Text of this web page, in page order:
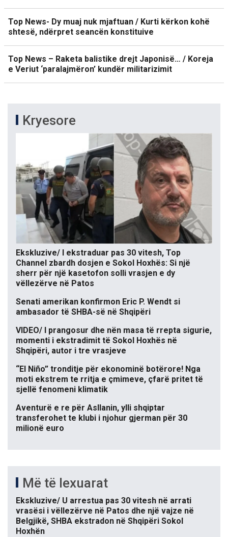
Top News- Dy muaj nuk mjaftuan / Kurti kërkon kohë
shtesë, ndërpret seancën konstituive
Top News – Raketa balistike drejt Japonisë… / Koreja
e Veriut ‘paralajmëron’ kundër militarizimit
Kryesore
Ekskluzive/ I ekstraduar pas 30 vitesh, Top
Channel zbardh dosjen e Sokol Hoxhës: Si një
sherr për një kasetofon solli vrasjen e dy
vëllezërve në Patos
Senati amerikan konfirmon Eric P. Wendt si
ambasador të SHBA-së në Shqipëri
VIDEO/ I prangosur dhe nën masa të rrepta sigurie,
momenti i ekstradimit të Sokol Hoxhës në
Shqipëri, autor i tre vrasjeve
“El Niño” tronditje për ekonominë botërore! Nga
moti ekstrem te rritja e çmimeve, çfarë pritet të
sjellë fenomeni klimatik
Aventurë e re për Asllanin, ylli shqiptar
transferohet te klubi i njohur gjerman për 30
milionë euro
Më të lexuarat
Ekskluzive/ U arrestua pas 30 vitesh në arrati
vrasësi i vëllezërve në Patos dhe një vajze në
Belgjikë, SHBA ekstradon në Shqipëri Sokol
Hoxhën